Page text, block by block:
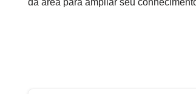
da área para ampliar seu